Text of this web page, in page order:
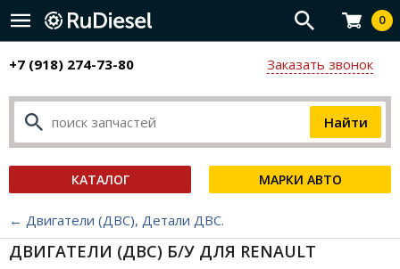
0
+7 (918) 274-73-80 Заказать звонок
КАТАЛОГ МАРКИ АВТО
← Двигатели (ДВС), Детали ДВС.
ДВИГАТЕЛИ (ДВС) Б/У ДЛЯ RENAULT